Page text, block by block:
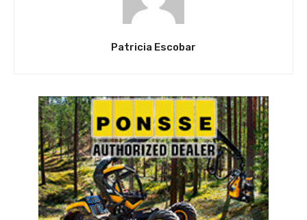
Patricia Escobar